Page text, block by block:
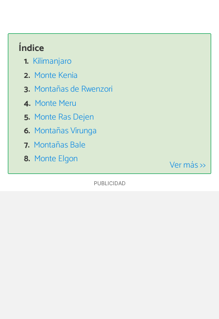
Índice
Kilimanjaro
Monte Kenia
Montañas de Rwenzori
Monte Meru
Monte Ras Dejen
Montañas Virunga
Montañas Bale
Monte Elgon
Ver más >>